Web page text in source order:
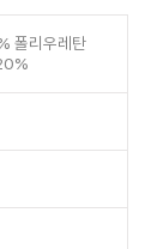
폴리우레탄